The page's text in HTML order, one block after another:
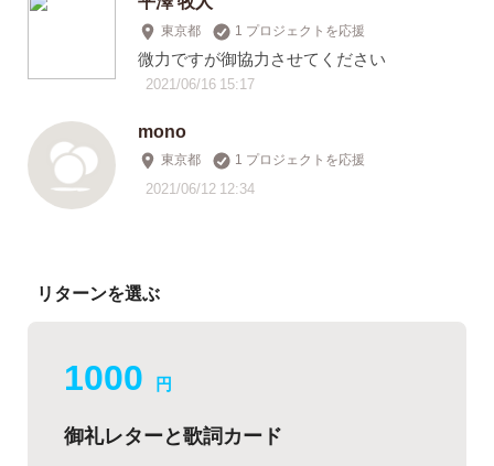
東京都 1 プロジェクトを応援
微力ですが御協力させてください
2021/06/16 15:17
mono
東京都 1 プロジェクトを応援
2021/06/12 12:34
リターンを選ぶ
1000 円
御礼レターと歌詞カード